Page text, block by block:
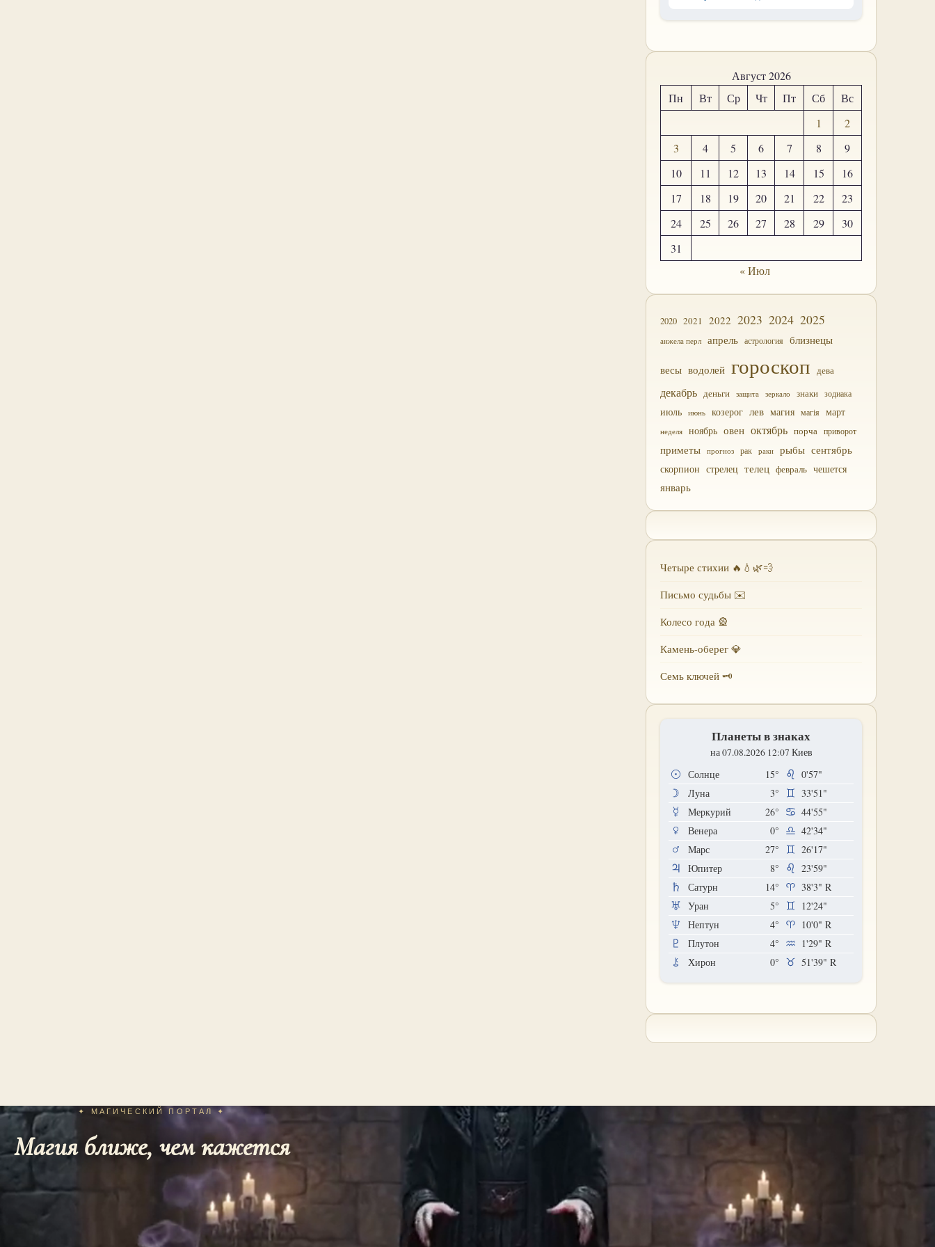
Август 2026
Пн
Вт Ср Чт Пт Сб
Вс
1
2
3
4 5 6 7 8
9
10
11 12 13 14 15
16
17
18 19 20 21 22
23
24
25 26 27 28 29
30
31
« Июл
2020 2021 2022 2023 2024 2025
анжела перл апрель астрология близнецы
весы водолей гороскоп дева
декабрь деньги защита зеркало знаки зодиака
июль июнь козерог лев магия магія март
неделя ноябрь овен октябрь порча приворот
приметы прогноз рак раки рыбы сентябрь
скорпион стрелец телец февраль чешется
январь
Четыре стихии 🔥💧🌿💨
Письмо судьбы ✉️
Колесо года 🎡
Камень-оберег 💎
Семь ключей 🗝
Планеты в знаках
на 07.08.2026 12:07 Киев
Солнце 15°
0'57"
Луна
3°
33'51"
Меркурий
26°
44'55"
Венера
0°
42'34"
Марс
27°
26'17"
Юпитер
8°
23'59"
Сатурн
14° 38'3" R
Уран
5°
12'24"
Нептун
4° 10'0" R
Плутон
4° 1'29" R
Хирон
0° 51'39" R
✦ МАГИЧЕСКИЙ ПОРТАЛ ✦
Магия ближе, чем кажется